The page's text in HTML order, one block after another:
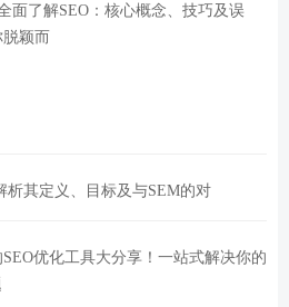
面了解SEO：核心概念、技巧及误
脱颖而
析其定义、目标及与SEM的对
优化工具大分享！一站式解决你的